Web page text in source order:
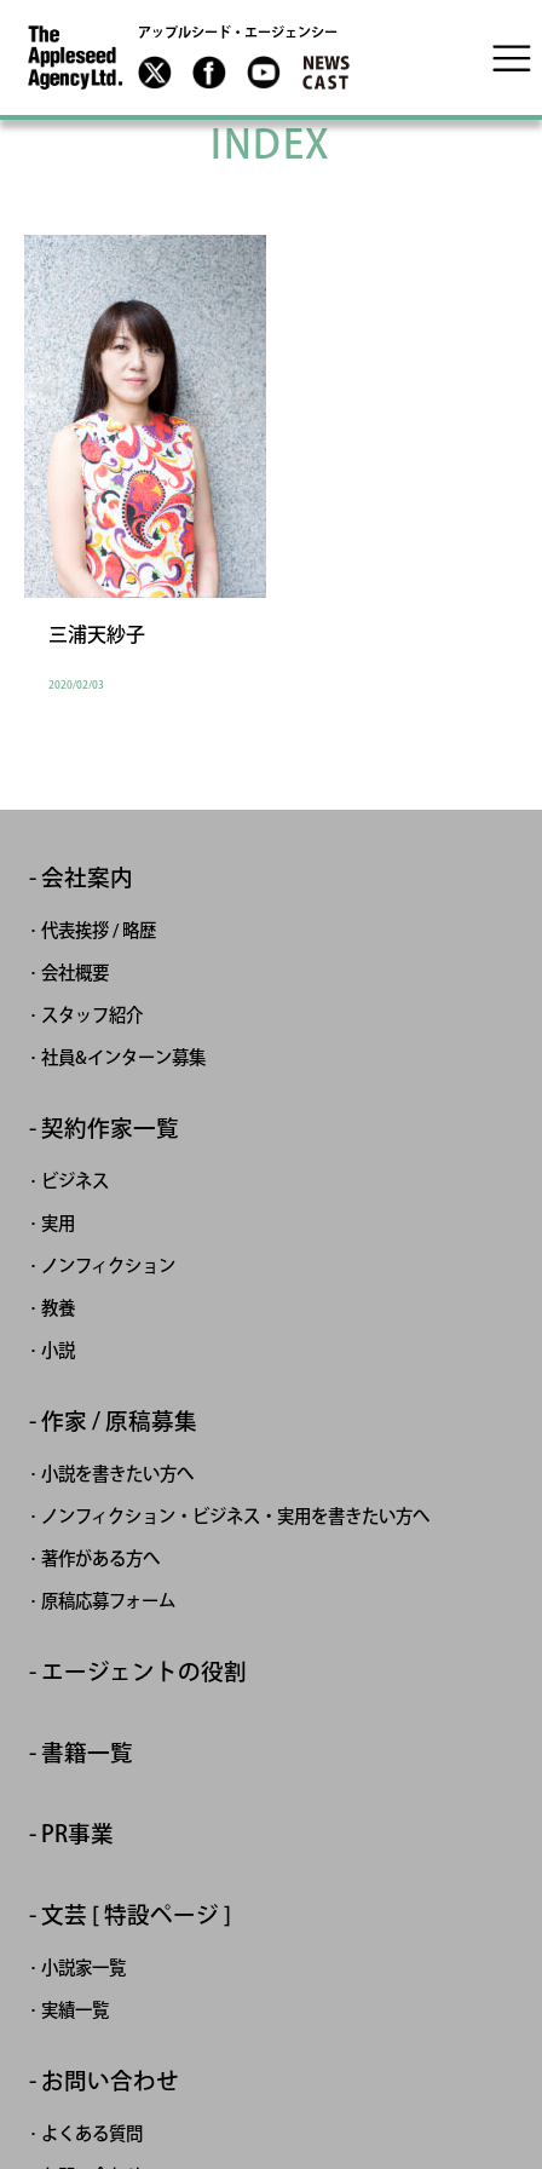
アップルシード・エージェンシー
INDEX
三浦天紗子
2020/02/03
会社案内
代表挨拶 / 略歴
会社概要
スタッフ紹介
社員&インターン募集
契約作家一覧
ビジネス
実用
ノンフィクション
教養
小説
作家 / 原稿募集
小説を書きたい方へ
ノンフィクション・ビジネス・実用を書きたい方へ
著作がある方へ
原稿応募フォーム
エージェントの役割
書籍一覧
PR事業
文芸 [ 特設ページ ]
小説家一覧
実績一覧
お問い合わせ
よくある質問